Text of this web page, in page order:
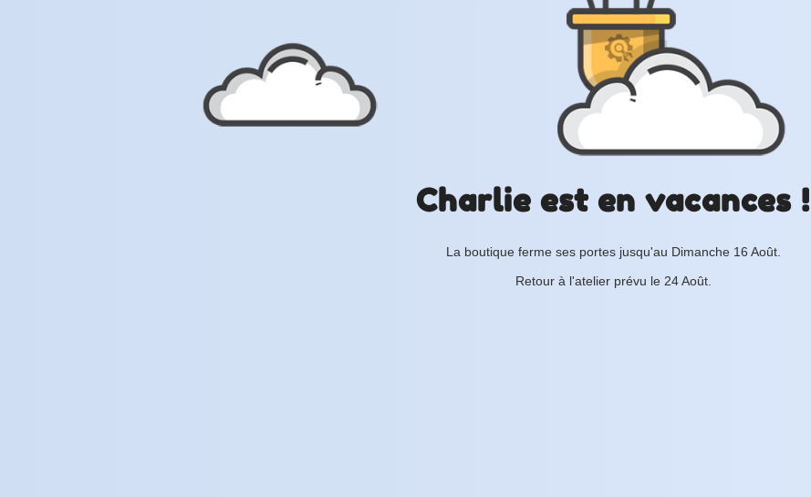
Charlie est en vacances !
La boutique ferme ses portes jusqu'au Dimanche 16 Août.
Retour à l'atelier prévu le 24 Août.